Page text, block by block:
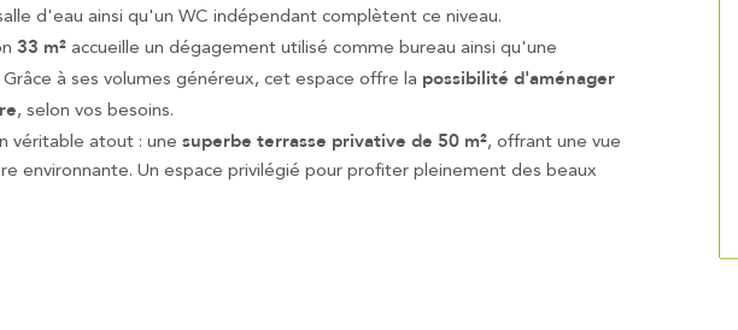
d'eau ainsi qu'un WC indépendant complètent ce niveau.
33 m² accueille un dégagement utilisé comme bureau ainsi qu'une
à ses volumes généreux, cet espace offre la possibilité d'aménager
, selon vos besoins.
véritable atout : une superbe terrasse privative de 50 m², offrant une vue
environnante. Un espace privilégié pour profiter pleinement des beaux